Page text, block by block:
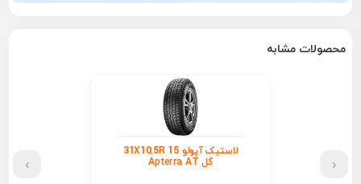
محصولات مشابه
لاستیک آپولو 31X10.5R 15
گل Apterra AT ‹
›